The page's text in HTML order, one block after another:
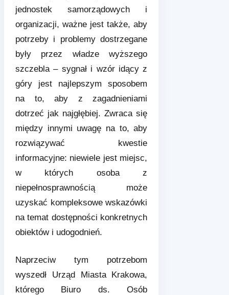
jednostek samorządowych i
organizacji, ważne jest także, aby
potrzeby i problemy dostrzegane
były przez władze wyższego
szczebla – sygnał i wzór idący z
góry jest najlepszym sposobem
na to, aby z zagadnieniami
dotrzeć jak najgłębiej. Zwraca się
między innymi uwagę na to, aby
rozwiązywać kwestie
informacyjne: niewiele jest miejsc,
w których osoba z
niepełnosprawnością może
uzyskać kompleksowe wskazówki
na temat dostępności konkretnych
obiektów i udogodnień.
Naprzeciw tym potrzebom
wyszedł Urząd Miasta Krakowa,
którego Biuro ds. Osób